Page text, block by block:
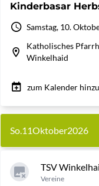
Kinderbasar
Samstag, 10.
Katholisches
Winkelhaid
zum Kalender
So.11Oktober2026
TSV
Vereine